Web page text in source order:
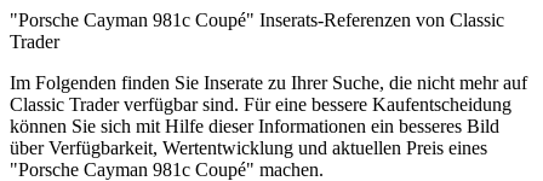
"Porsche Cayman 981c Coupé" Inserats-Referenzen von Classic
Trader
Im Folgenden finden Sie Inserate zu Ihrer Suche, die nicht mehr auf
Classic Trader verfügbar sind. Für eine bessere Kaufentscheidung
können Sie sich mit Hilfe dieser Informationen ein besseres Bild
über Verfügbarkeit, Wertentwicklung und aktuellen Preis eines
"Porsche Cayman 981c Coupé" machen.